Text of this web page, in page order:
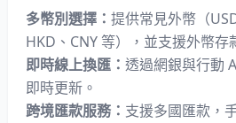
多幣別選擇： 提供常見外幣（
HKD、CNY 等），並支援外幣存
即時線上換匯： 透過網銀與行動
即時更新。
跨境匯款服務： 支援多國匯款，